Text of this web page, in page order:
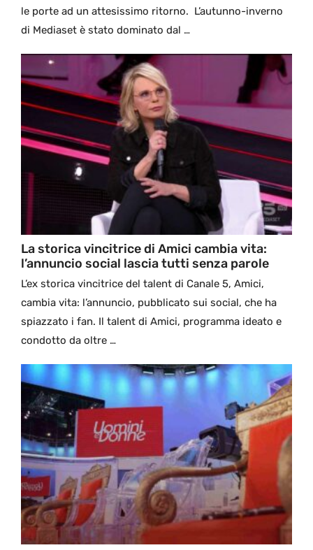
le porte ad un attesissimo ritorno. L’autunno-inverno
di Mediaset è stato dominato dal …
La storica vincitrice di Amici cambia vita:
l’annuncio social lascia tutti senza parole
L’ex storica vincitrice del talent di Canale 5, Amici,
cambia vita: l’annuncio, pubblicato sui social, che ha
spiazzato i fan. Il talent di Amici, programma ideato e
condotto da oltre …